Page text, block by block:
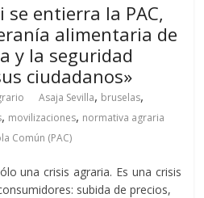
se entierra la PAC,
alimentaria de
y la seguridad
ciudadanos»
Asaja Sevilla, bruselas,
, movilizaciones, normativa agraria
Común (PAC)
una crisis agraria. Es una crisis
subida de precios,